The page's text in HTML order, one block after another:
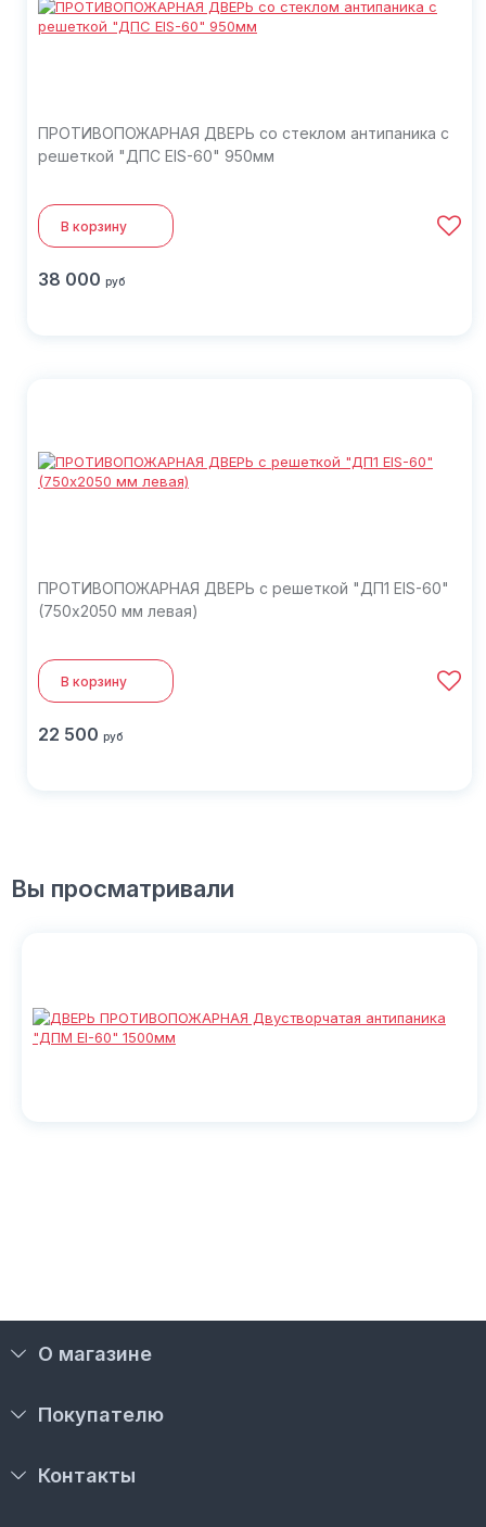
ПРОТИВОПОЖАРНАЯ ДВЕРЬ со стеклом антипаника с
решеткой "ДПС EIS-60" 950мм
В корзину
38 000 руб
ПРОТИВОПОЖАРНАЯ ДВЕРЬ с решеткой "ДП1 EIS-60"
(750х2050 мм левая)
В корзину
22 500 руб
Вы просматривали
О магазине
Покупателю
Контакты